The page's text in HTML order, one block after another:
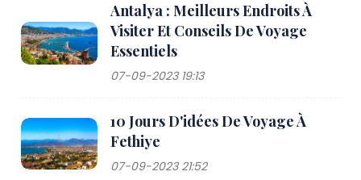
Antalya : Meilleurs Endroits À
Visiter Et Conseils De Voyage
Essentiels
07-09-2023 19:13
10 Jours D'idées De Voyage À
Fethiye
07-09-2023 21:52